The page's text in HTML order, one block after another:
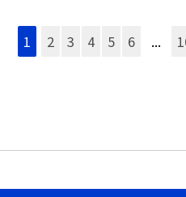
1 2 3 4 5 6 ...